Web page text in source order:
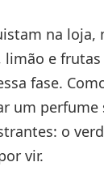
na loja,
e
fase.
um perfume
o
vir.